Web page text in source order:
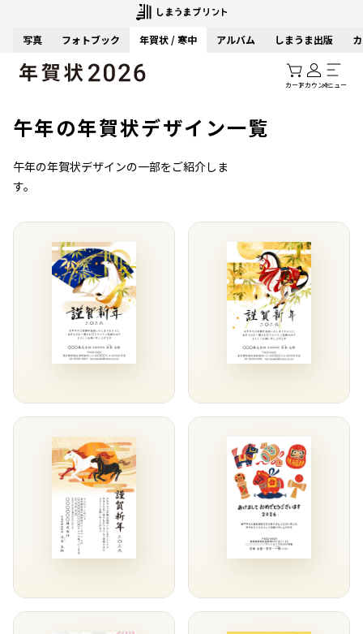
写真 フォトブック 年賀状 / 寒中 アルバム しまうま出版
カートアカウントメニュー
午年の年賀状デザイン一覧
午年の年賀状デザインの一部をご紹介しま
す。